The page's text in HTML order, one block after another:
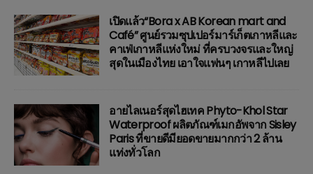
เปิดแล้ว“Bora x AB Korean mart and
Café” ศูนย์รวมซุปเปอร์มาร์เก็ตเกาหลีและ
คาเฟ่เกาหลีแห่งใหม่ ที่ครบวงจรและใหญ่
สุดในเมืองไทย เอาใจแฟนๆ เกาหลีไปเลย
อายไลเนอร์สุดไฮเทค Phyto-Khol Star
Waterproof ผลิตภัณฑ์เมกอัพจาก Sisley
Paris ที่ขายดีมียอดขายมากกว่า 2 ล้าน
แท่งทั่วโลก